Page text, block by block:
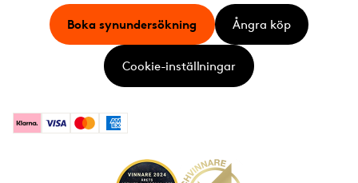
KlarnaVisa MastercardAmerican Express
Boka synundersökning Ångra köp
Cookie-inställningar